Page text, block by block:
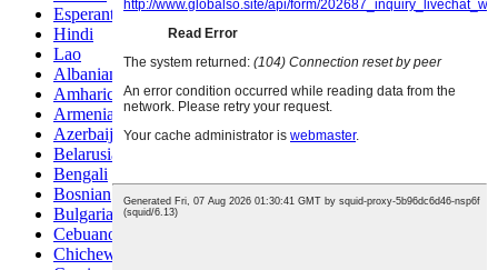
Esperanto
Hindi
Lao
Albanian
Amharic
Armenian
Azerbaijani
Belarusian
Bengali
Bosnian
Bulgarian
Cebuano
Chichewa